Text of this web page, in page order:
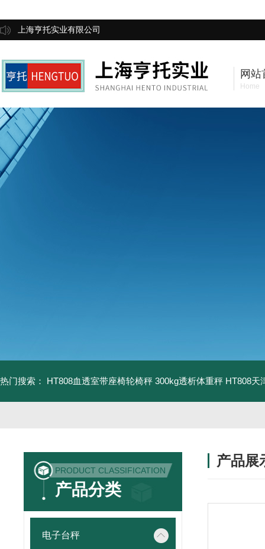
上海亨托实业有限公司
网站
Home
热门搜索： HT808血透室带座椅轮椅秤 300kg透析体重秤 HT808天
PRODUCT CLASSIFICATION
产品分类
电子台秤
产品展